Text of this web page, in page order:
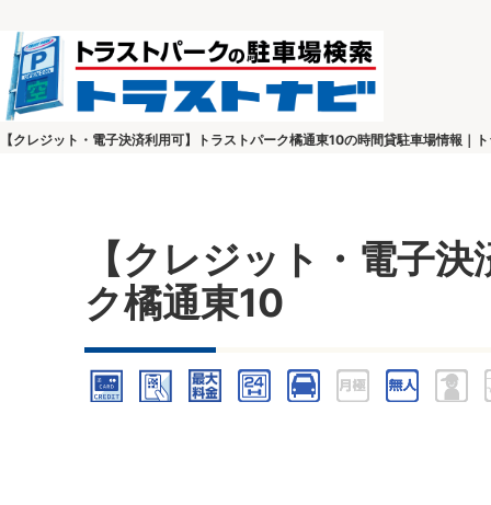
【クレジット・電子決済利用可】トラストパーク橘通東10の時間貸駐車場情報｜
【クレジット・電子
ク橘通東10